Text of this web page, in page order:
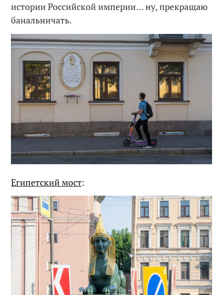
истории Российской империи… ну, прекращаю
банальничать.
Египетский мост: